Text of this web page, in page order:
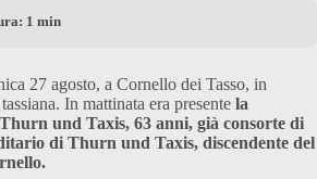
1 min
27 agosto, a Cornello dei Tasso, in
In mattinata era presente la
und Taxis, 63 anni, già consorte di
di Thurn und Taxis, discendente del